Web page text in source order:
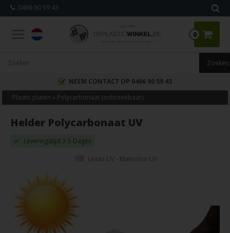
0466 90 59 43
0
NEEM CONTACT OP 0466 90 59 43
Plastic platen » Polycarbonaat (onbreekbaar)
Helder Polycarbonaat UV
Leveringstijd 3-5 Dagen
Lexan UV - Makrolon UV